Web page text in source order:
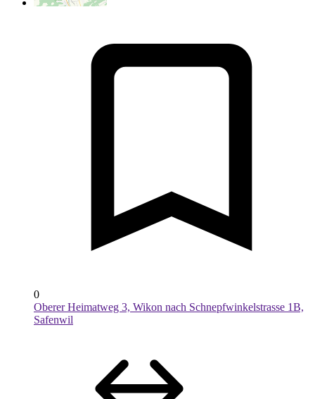
0
Oberer Heimatweg 3, Wikon nach Schnepfwinkelstrasse 1B,
Safenwil